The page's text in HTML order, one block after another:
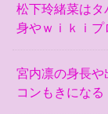
松下玲緒菜は
身やｗｉｋｉプ
宮内凛の身長
コンもきになる